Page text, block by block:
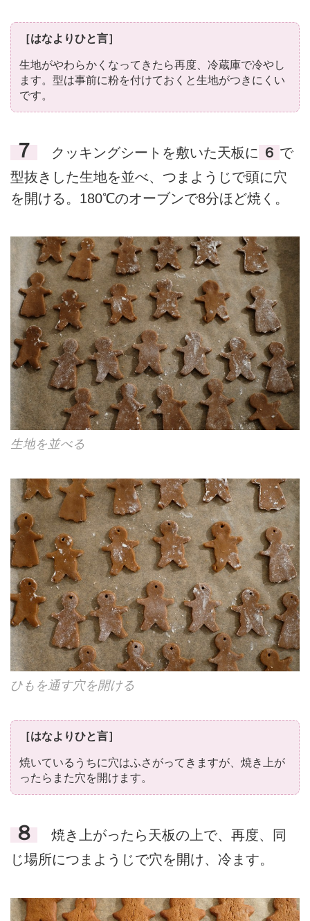
［はなよりひと言］
生地がやわらかくなってきたら再度、冷蔵庫で冷やし
ます。型は事前に粉を付けておくと生地がつきにくい
です。
７ クッキングシートを敷いた天板に ６ で
型抜きした生地を並べ、つまようじで頭に穴
を開ける。180℃のオーブンで8分ほど焼く。
生地を並べる
ひもを通す穴を開ける
［はなよりひと言］
焼いているうちに穴はふさがってきますが、焼き上が
ったらまた穴を開けます。
８
焼き上がったら天板の上で、再度、同
じ場所につまようじで穴を開け、冷ます。